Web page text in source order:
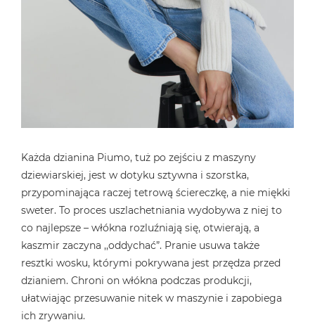
Każda dzianina Piumo, tuż po zejściu z maszyny
dziewiarskiej, jest w dotyku sztywna i szorstka,
przypominająca raczej tetrową ściereczkę, a nie miękki
sweter. To proces uszlachetniania wydobywa z niej to
co najlepsze – włókna rozluźniają się, otwierają, a
kaszmir zaczyna ,,oddychać”. Pranie usuwa także
resztki wosku, którymi pokrywana jest przędza przed
dzianiem. Chroni on włókna podczas produkcji,
ułatwiając przesuwanie nitek w maszynie i zapobiega
ich zrywaniu.